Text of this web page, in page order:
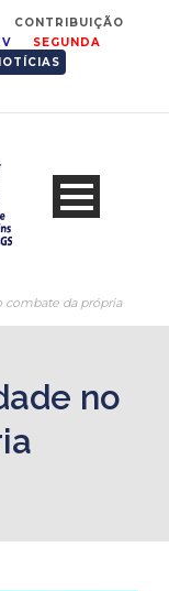
CONTRIBUIÇÃO
SEGUNDA
combate da própria
no